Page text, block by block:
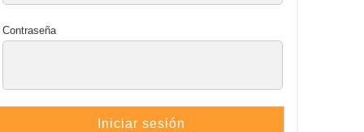
Contraseña